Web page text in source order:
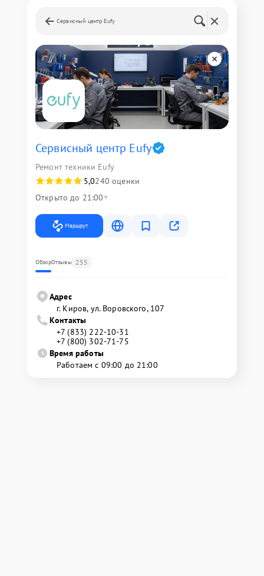
Сервисный центр Eufy
Сервисный центр Eufy
Ремонт техники Eufy
5,0240 оценки
Открыто до 21:00
Маршрут
ОбзорОтзывы 255
Адрес
г. Киров, ул. Воровского, 107
Контакты
+7 (833) 222-10-31
+7 (800) 302-71-75
Время работы
Работаем с 09:00 до 21:00